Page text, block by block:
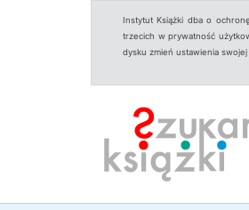
Instytut Książki dba o
trzecich w prywatność
dysku zmień ustawienia